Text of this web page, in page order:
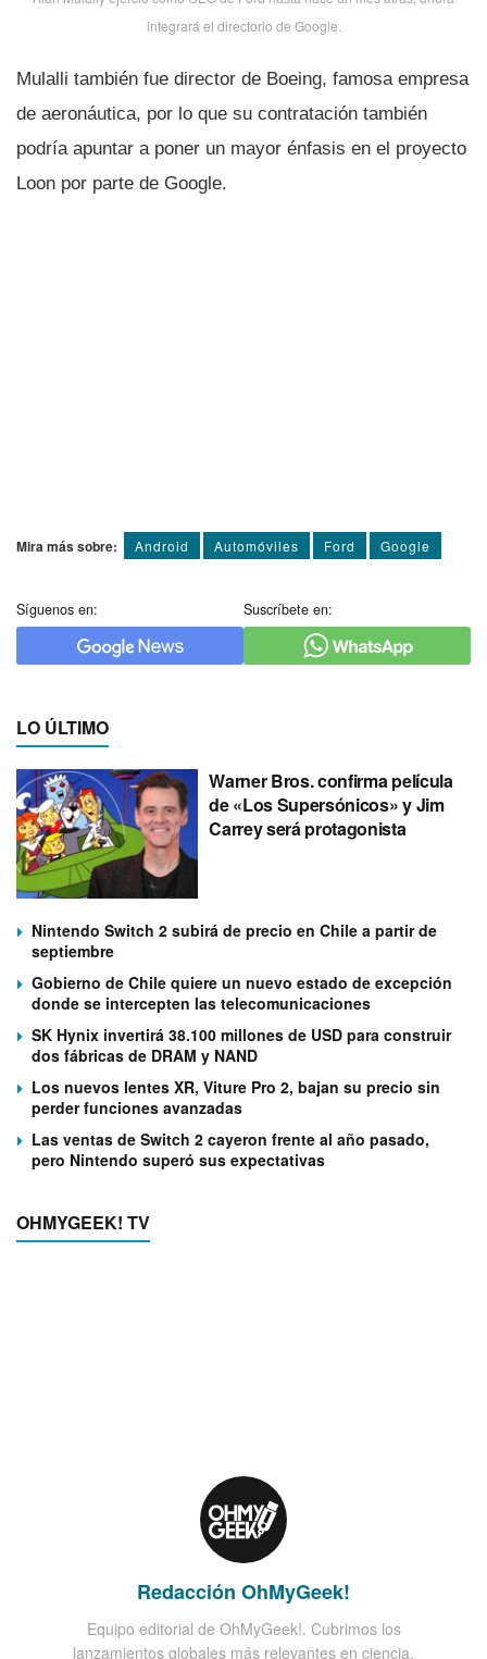
integrará el directorio de Google.
Mulalli también fue director de Boeing, famosa empresa
de aeronáutica, por lo que su contratación también
podrí­a apuntar a poner un mayor énfasis en el proyecto
Loon por parte de Google.
Mira más sobre: Android Automóviles Ford Google
Síguenos en: Suscríbete en:
LO ÚLTIMO
Warner Bros. confirma película
de «Los Supersónicos» y Jim
Carrey será protagonista
Nintendo Switch 2 subirá de precio en Chile a partir de
septiembre
Gobierno de Chile quiere un nuevo estado de excepción
donde se intercepten las telecomunicaciones
SK Hynix invertirá 38.100 millones de USD para construir
dos fábricas de DRAM y NAND
Los nuevos lentes XR, Viture Pro 2, bajan su precio sin
perder funciones avanzadas
Las ventas de Switch 2 cayeron frente al año pasado,
pero Nintendo superó sus expectativas
OHMYGEEK! TV
Redacción OhMyGeek!
Equipo editorial de OhMyGeek!. Cubrimos los
lanzamientos globales más relevantes en ciencia,